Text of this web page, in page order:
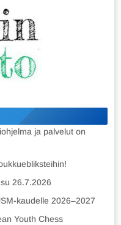
ja palvelut on
26.7.2026
kaudelle 2026–2027
Youth Chess